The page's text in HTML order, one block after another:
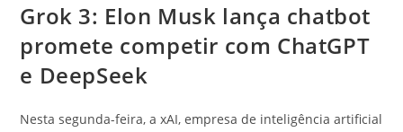
Grok 3: Elon Musk lança chatbot
promete competir com ChatGPT
e DeepSeek
Nesta segunda-feira, a xAI, empresa de inteligência artificial